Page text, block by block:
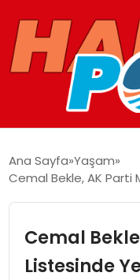
YAŞAM
SAĞLIK
Ana Sayfa Yaşam
Cemal Bekle, AK Parti
Cemal
Listesinde